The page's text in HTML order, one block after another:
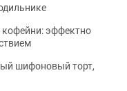
кофейни: эффектно
шифоновый торт,